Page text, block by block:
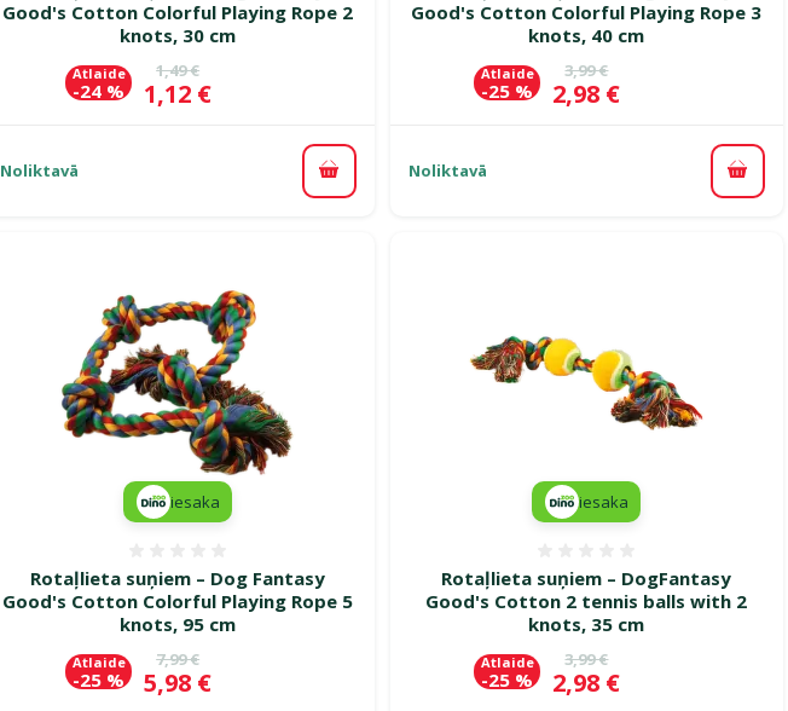
grozam
Good's Cotton Colorful Playing Rope 2
knots, 30 cm
Oriģinālā cena
1,49 €
Cena
1,12 €
Atlaide
-24 %
Noliktavā Pievienot grozam
Good's Cotton Colorful Playing Rope 3
knots, 40 cm
Oriģinālā cena
3,99 €
Cena
2,98 €
Atlaide
-25 %
Noliktavā
Rotaļlieta suņiem – Dog Fantasy
Good's Cotton Colorful Playing Rope 5
knots, 95 cm
Oriģinālā cena
7,99 €
Cena
5,98 €
Atlaide
-25 %
iesaka
Rotaļlieta suņiem – DogFantasy
Good's Cotton 2 tennis balls with 2
knots, 35 cm
Oriģinālā cena
3,99 €
Cena
2,98 €
Atlaide
-25 %
iesaka